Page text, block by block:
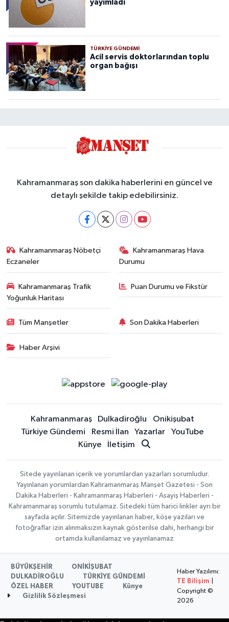
yayımladı
TÜRKIYE GÜNDEMI
Acil servis doktorlarından toplu
organ bağışı
Kahramanmaraş son dakika haberlerini en güncel ve
detaylı şekilde takip edebilirsiniz.
Kahramanmaraş Nöbetçi
Eczaneler
Kahramanmaraş Hava
Durumu
Kahramanmaraş Trafik
Yoğunluk Haritası
Puan Durumu ve Fikstür
Tüm Manşetler Son Dakika Haberleri
Haber Arşivi
Kahramanmaraş Dulkadiroğlu
Onikişubat
Türkiye Gündemi
Resmi İlan Yazarlar
YouTube
Künye
İletişim
Sitede yayınlanan içerik ve yorumlardan yazarları sorumludur.
Yayınlanan yorumlardan Kahramanmaraş Manşet Gazetesi - Son
Dakika Haberleri - Kahramanmaraş Haberleri - Asayiş Haberleri -
Kahramanmaraş sorumlu tutulamaz. Sitedeki tüm harici linkler ayrı bir
sayfada açılır. Sitemizde yayınlanan haber, köşe yazıları ve
fotoğraflar izin alınmaksızın kaynak gösterilse dahi, herhangi bir
ortamda kullanılamaz ve yayınlanamaz
BÜYÜKŞEHİR
ONİKİŞUBAT
DULKADİROĞLU
TÜRKİYE GÜNDEMİ
ÖZEL HABER
YOUTUBE
Künye
Gizlilik Sözleşmesi
Haber Yazılımı:
TE Bilişim
Copyright ©
2026